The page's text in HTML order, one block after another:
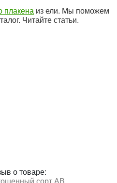
плакена из ели. Мы поможем
Читайте статьи.
о товаре:
сорт АВ